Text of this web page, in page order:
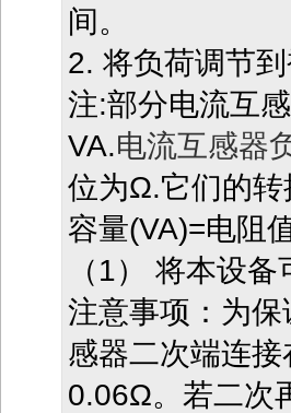
间。
2. 将负荷调节
注:部分电流互
VA.电流互感器
位为Ω.它们的转
容量(VA)=电阻
（1） 将本设备
注意事项：为
感器二次端连
0.06Ω。若二次